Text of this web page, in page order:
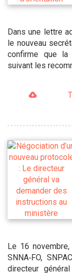
Dans une lettre
le nouveau
confirme que la
suivant les
Le 16 novembre,
SNNA‐FO,
directeur